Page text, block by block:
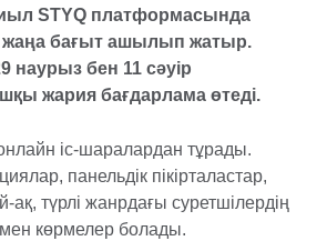
STYQ платформасында
жаңа бағыт ашылып жатыр.
бен 11 сәуір
жария бағдарлама өтеді.
іс-шаралардан тұрады.
панельдік пікірталастар,
ақ, түрлі жанрдағы суретшілердің
көрмелер болады.